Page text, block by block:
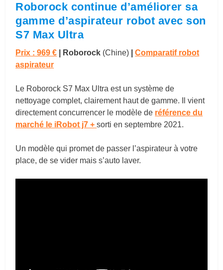
Roborock continue d’améliorer sa
gamme d’aspirateur robot avec son
S7 Max Ultra
Prix : 969 € | Roborock (Chine) |Comparatif robot
aspirateur
Le Roborock S7 Max Ultra est un système de
nettoyage complet, clairement haut de gamme. Il vient
directement concurrencer le modèle de référence du
marché le iRobot j7 + sorti en septembre 2021.
Un modèle qui promet de passer l’aspirateur à votre
place, de se vider mais s’auto laver.